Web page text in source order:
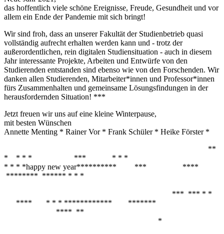
das hoffentlich viele schöne Ereignisse, Freude, Gesundheit und vor
allem ein Ende der Pandemie mit sich bringt!
Wir sind froh, dass an unserer Fakultät der Studienbetrieb quasi
vollständig aufrecht erhalten werden kann und - trotz der
außerordentlichen, rein digitalen Studiensituation - auch in diesem
Jahr interessante Projekte, Arbeiten und Entwürfe von den
Studierenden entstanden sind ebenso wie von den Forschenden. Wir
danken allen Studierenden, Mitarbeiter*innen und Professor*innen
fürs Zusammenhalten und gemeinsame Lösungsfindungen in der
herausfordernden Situation! ***
Jetzt freuen wir uns auf eine kleine Winterpause,
mit besten Wünschen
Annette Menting * Rainer Vor * Frank Schüler * Heike Förster *
**
* * * * *** * * *
* * * *happy new year********** *** ****
******** ****** * * *
*** *** * *
**** * * * ************ *******
**** **
*